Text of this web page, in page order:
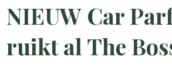
NIEUW Car
ruikt al The